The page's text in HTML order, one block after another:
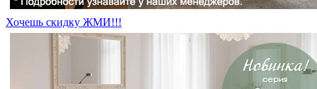
Хочешь скидку ЖМИ!!!